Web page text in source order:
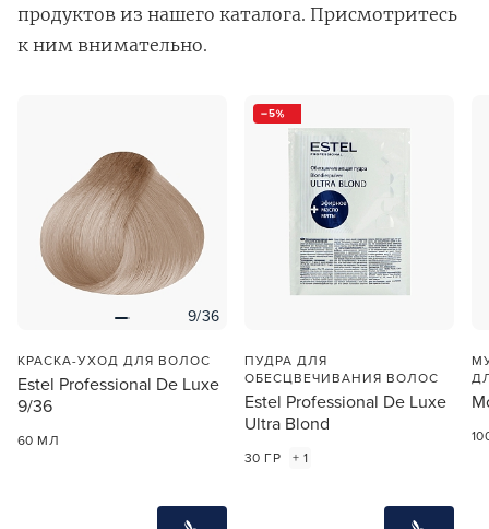
продуктов из нашего каталога. Присмотритесь
к ним внимательно.
9/36
КРАСКА-УХОД ДЛЯ ВОЛОС
Estel Professional De Luxe
9/36
60 МЛ
5
ПУДРА ДЛЯ
ОБЕСЦВЕЧИВАНИЯ ВОЛОС
Estel Professional De Luxe
Ultra Blond
30 ГР + 1
В новом приложении RedHare Market для Android
смотреть товары и оформлять заказы — удобнее и
намного быстрее!
УСТАНОВИТЬ ИЗ GOOGLE PLAY
ПРОДОЛЖУ ЗДЕСЬ